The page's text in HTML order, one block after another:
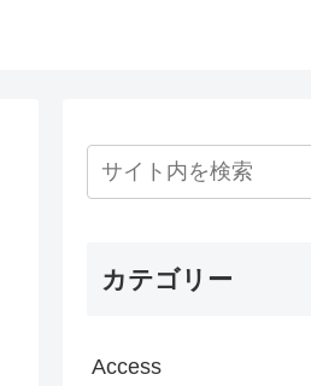
カテゴリー
Access